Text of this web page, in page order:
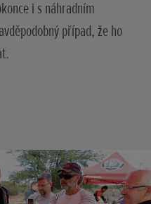
i s náhradním
případ, že ho